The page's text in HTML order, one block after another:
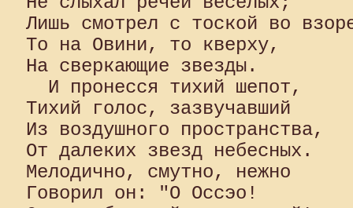
Лишь смотрел с тоской во
То на Овини, то кверху,
На сверкающие звезды.
  И пронесся тихий шепот,
Тихий голос, зазвучавший
Из воздушного пространства,
От далеких звезд небесных.
Мелодично, смутно, нежно
Говорил он: "О Оссэо!